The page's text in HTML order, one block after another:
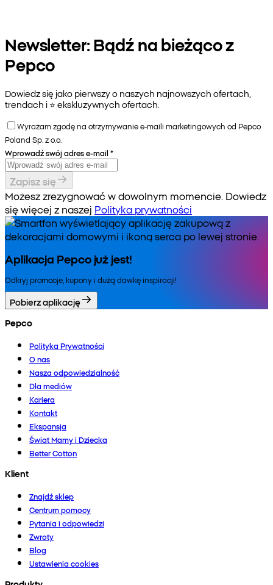
Newsletter: Bądź na bieżąco z
Pepco
Dowiedz się jako pierwszy o naszych najnowszych ofertach,
trendach i ⭐️ ekskluzywnych ofertach.
Wyrażam zgodę na otrzymywanie e-maili marketingowych od Pepco
Poland Sp. z o.o.
Wprowadź swój adres e-mail *
Zapisz się
Możesz zrezygnować w dowolnym momencie. Dowiedz
się więcej z naszej Polityka prywatności
Aplikacja Pepco już jest!
Odkryj promocje, kupony i dużą dawkę inspiracji!
Pobierz aplikację
Pepco
Polityka Prywatności
O nas
Nasza odpowiedzialność
Dla mediów
Kariera
Kontakt
Ekspansja
Świat Mamy i Dziecka
Better Cotton
Klient
Znajdź sklep
Centrum pomocy
Pytania i odpowiedzi
Zwroty
Blog
Ustawienia cookies